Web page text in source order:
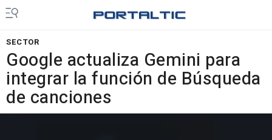
SECTOR
Google actualiza Gemini para
integrar la función de Búsqueda
de canciones